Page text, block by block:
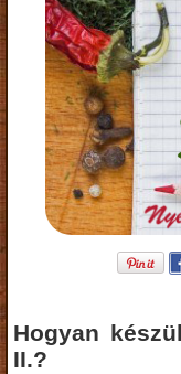
Hogyan
II.?